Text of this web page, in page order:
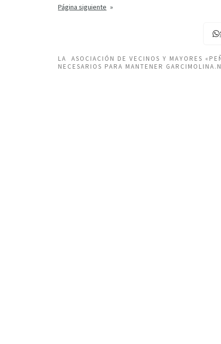
Página siguiente »
LA ASOCIACIÓN DE VECINOS Y MAYORES
NECESARIOS PARA MANTENER